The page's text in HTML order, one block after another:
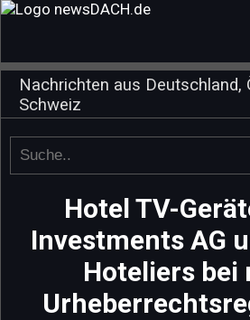
Nachrichten aus Deutschland,
Schweiz
Hotel TV-
Investments AG
Hoteliers bei